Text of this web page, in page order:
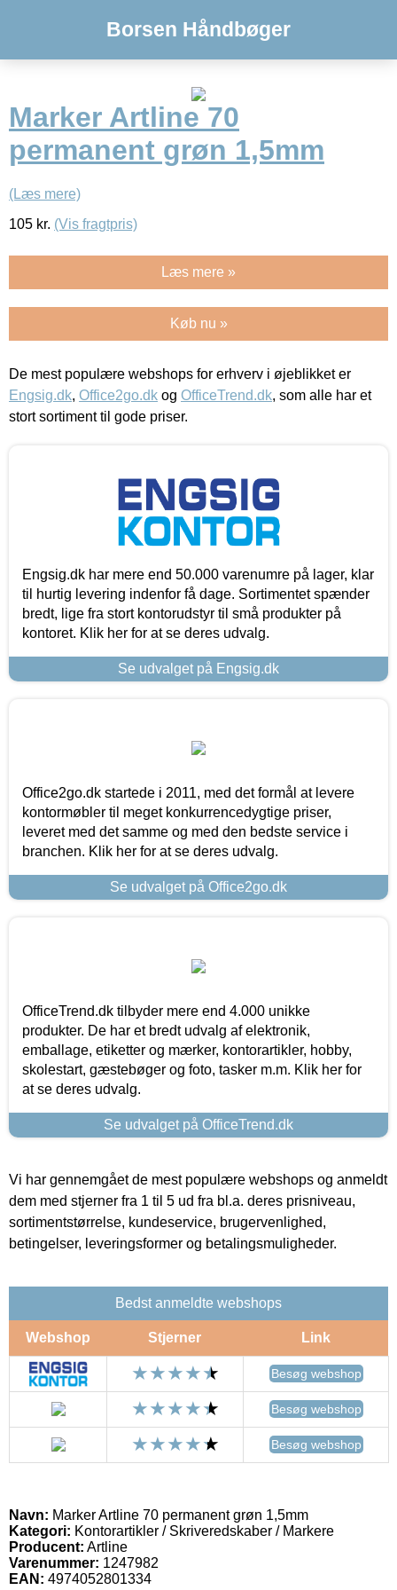
Borsen Håndbøger
Marker Artline 70
permanent grøn 1,5mm
(Læs mere)
105 kr. (Vis fragtpris)
Læs mere »
Køb nu »
De mest populære webshops for erhverv i øjeblikket er
Engsig.dk, Office2go.dk og OfficeTrend.dk, som alle har et
stort sortiment til gode priser.
Engsig.dk har mere end 50.000 varenumre på lager, klar
til hurtig levering indenfor få dage. Sortimentet spænder
bredt, lige fra stort kontorudstyr til små produkter på
kontoret. Klik her for at se deres udvalg.
Se udvalget på Engsig.dk
Office2go.dk startede i 2011, med det formål at levere
kontormøbler til meget konkurrencedygtige priser,
leveret med det samme og med den bedste service i
branchen. Klik her for at se deres udvalg.
Se udvalget på Office2go.dk
OfficeTrend.dk tilbyder mere end 4.000 unikke
produkter. De har et bredt udvalg af elektronik,
emballage, etiketter og mærker, kontorartikler, hobby,
skolestart, gæstebøger og foto, tasker m.m. Klik her for
at se deres udvalg.
Se udvalget på OfficeTrend.dk
Vi har gennemgået de mest populære webshops og anmeldt
dem med stjerner fra 1 til 5 ud fra bl.a. deres prisniveau,
sortimentstørrelse, kundeservice, brugervenlighed,
betingelser, leveringsformer og betalingsmuligheder.
Bedst anmeldte webshops
Webshop Stjerner Link
Besøg webshop
Besøg webshop
Besøg webshop
Navn: Marker Artline 70 permanent grøn 1,5mm
Kategori: Kontorartikler / Skriveredskaber / Markere
Producent: Artline
Varenummer: 1247982
EAN: 4974052801334